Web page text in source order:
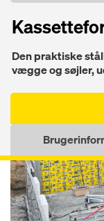
Den praktiske
vægge og søjler,